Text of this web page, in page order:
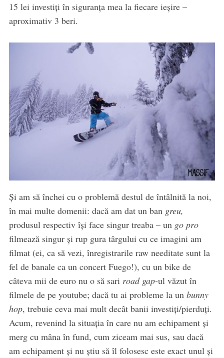
15 lei investiți în siguranța mea la fiecare ieșire –
aproximativ 3 beri.
Și am să închei cu o problemă destul de întâlnită la noi,
în mai multe domenii: dacă am dat un ban greu,
produsul respectiv își face singur treaba – un go pro
filmează singur și rup gura târgului cu ce imagini am
filmat (ei, ca să vezi, înregistrarile raw needitate sunt la
fel de banale ca un concert Fuego!), cu un bike de
câteva mii de euro nu o să sari road gap-ul văzut în
filmele de pe youtube; dacă tu ai probleme la un bunny
hop, trebuie ceva mai mult decât banii investiți/pierduți.
Acum, revenind la situația în care nu am echipament și
merg cu mâna în fund, cum ziceam mai sus, sau dacă
am echipament și nu știu să îl folosesc este exact unul și